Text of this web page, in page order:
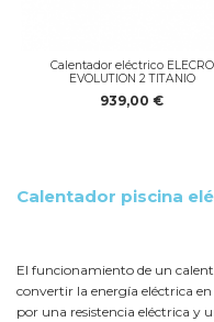
Calentador eléctrico ELECRO
EVOLUTION 2 TITANIO
939,00 €
Calentador piscina
El funcionamiento de un
convertir la energía eléctrica
por una resistencia eléctrica y